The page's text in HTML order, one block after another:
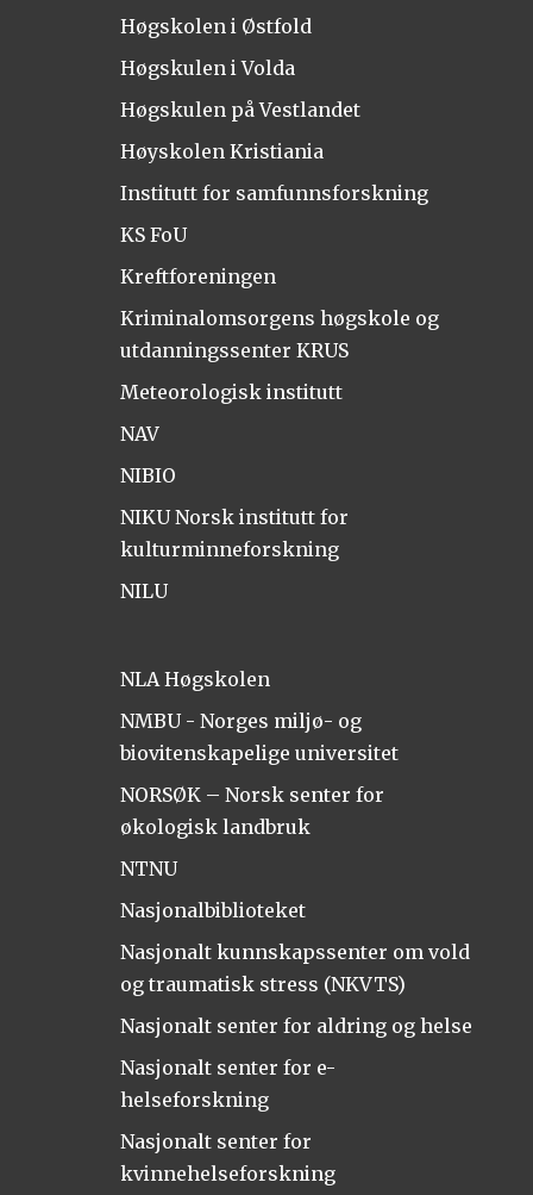
Høgskolen i Østfold
Høgskulen i Volda
Høgskulen på Vestlandet
Høyskolen Kristiania
Institutt for samfunnsforskning
KS FoU
Kreftforeningen
Kriminalomsorgens høgskole og
utdanningssenter KRUS
Meteorologisk institutt
NAV
NIBIO
NIKU Norsk institutt for
kulturminneforskning
NILU
NLA Høgskolen
NMBU - Norges miljø- og
biovitenskapelige universitet
NORSØK – Norsk senter for
økologisk landbruk
NTNU
Nasjonalbiblioteket
Nasjonalt kunnskapssenter om vold
og traumatisk stress (NKVTS)
Nasjonalt senter for aldring og helse
Nasjonalt senter for e-
helseforskning
Nasjonalt senter for
kvinnehelseforskning